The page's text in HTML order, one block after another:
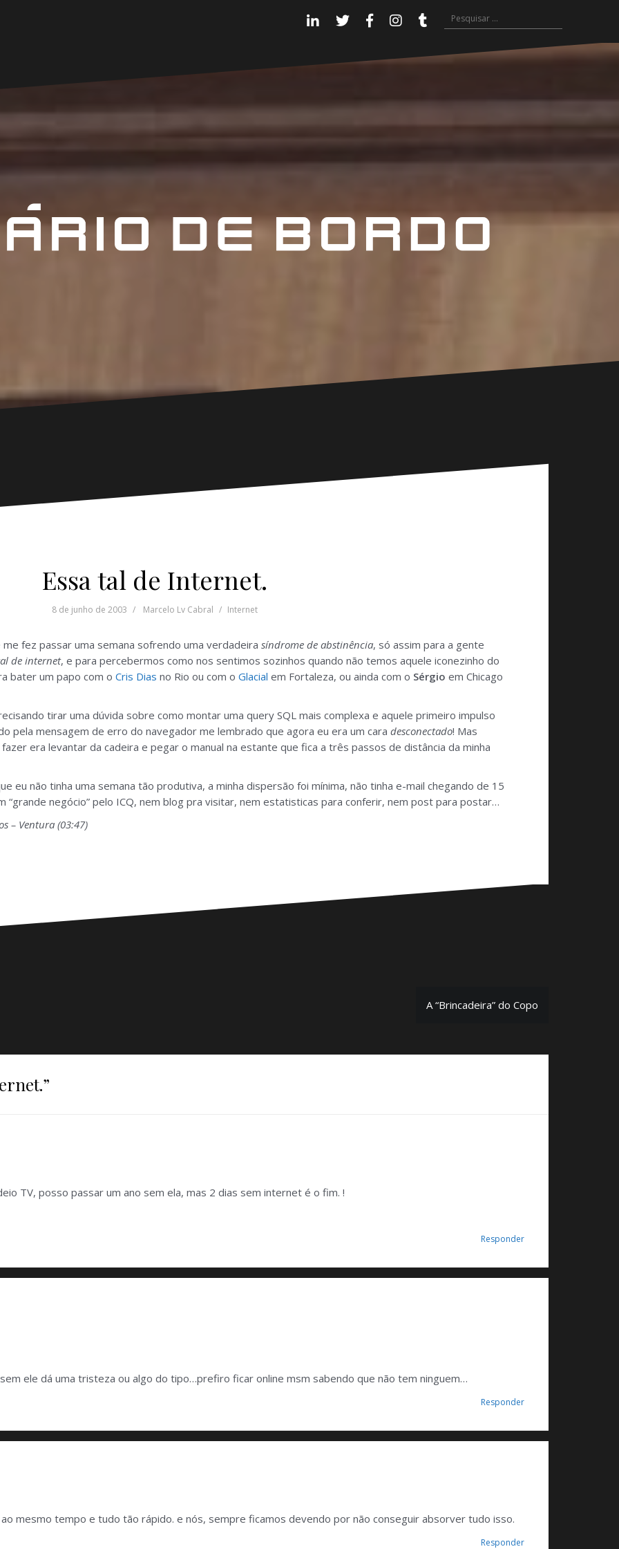
Twitter Instagram
Tumblr
Pesquisar
por:
Essa tal de Internet.
8 de junho de 2003 Marcelo Lv Cabral Internet
me fez passar uma semana sofrendo uma verdadeira síndrome de abstinência, só assim para a gente
de internet, e para percebermos como nos sentimos sozinhos quando não temos aquele iconezinho do
bater um papo com o Cris Dias no Rio ou com o Glacial em Fortaleza, ou ainda com o Sérgio em Chicago
tirar uma dúvida sobre como montar uma query SQL mais complexa e aquele primeiro impulso
pela mensagem de erro do navegador me lembrado que agora eu era um cara desconectado! Mas
era levantar da cadeira e pegar o manual na estante que fica a três passos de distância da minha
eu não tinha uma semana tão produtiva, a minha dispersão foi mínima, não tinha e-mail chegando de 15
“grande negócio” pelo ICQ, nem blog pra visitar, nem estatisticas para conferir, nem post para postar…
– Ventura (03:47)
A “Brincadeira” do Copo
”
TV, posso passar um ano sem ela, mas 2 dias sem internet é o fim. !
Responder
ele dá uma tristeza ou algo do tipo…prefiro ficar online msm sabendo que não tem ninguem…
Responder
mesmo tempo e tudo tão rápido. e nós, sempre ficamos devendo por não conseguir absorver tudo isso.
Responder